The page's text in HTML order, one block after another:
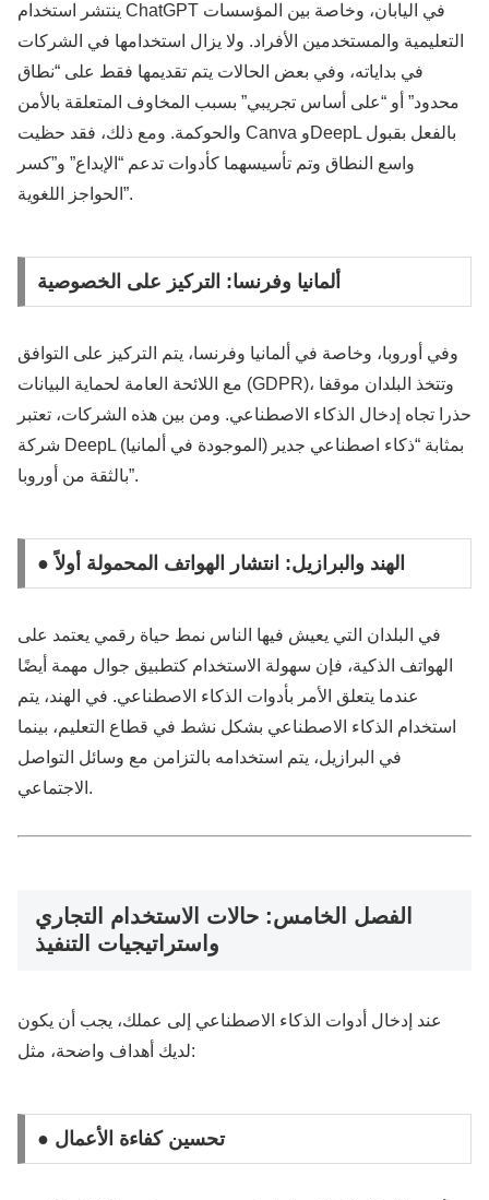
ينتشر استخدام ChatGPT في اليابان، وخاصة بين المؤسسات
التعليمية والمستخدمين الأفراد. ولا يزال استخدامها في الشركات
في بداياته، وفي بعض الحالات يتم تقديمها فقط على “نطاق
محدود” أو “على أساس تجريبي” بسبب المخاوف المتعلقة بالأمن
والحوكمة. ومع ذلك، فقد حظيت Canva وDeepL بالفعل بقبول
واسع النطاق وتم تأسيسهما كأدوات تدعم “الإبداع” و”كسر
الحواجز اللغوية”.
ألمانيا وفرنسا: التركيز على الخصوصية
وفي أوروبا، وخاصة في ألمانيا وفرنسا، يتم التركيز على التوافق
مع اللائحة العامة لحماية البيانات (GDPR)، وتتخذ البلدان موقفا
حذرا تجاه إدخال الذكاء الاصطناعي. ومن بين هذه الشركات، تعتبر
شركة DeepL (الموجودة في ألمانيا) بمثابة “ذكاء اصطناعي جدير
بالثقة من أوروبا”.
● الهند والبرازيل: انتشار الهواتف المحمولة أولاً
في البلدان التي يعيش فيها الناس نمط حياة رقمي يعتمد على
الهواتف الذكية، فإن سهولة الاستخدام كتطبيق جوال مهمة أيضًا
عندما يتعلق الأمر بأدوات الذكاء الاصطناعي. في الهند، يتم
استخدام الذكاء الاصطناعي بشكل نشط في قطاع التعليم، بينما
في البرازيل، يتم استخدامه بالتزامن مع وسائل التواصل
الاجتماعي.
الفصل الخامس: حالات الاستخدام التجاري
واستراتيجيات التنفيذ
عند إدخال أدوات الذكاء الاصطناعي إلى عملك، يجب أن يكون
لديك أهداف واضحة، مثل:
● تحسين كفاءة الأعمال